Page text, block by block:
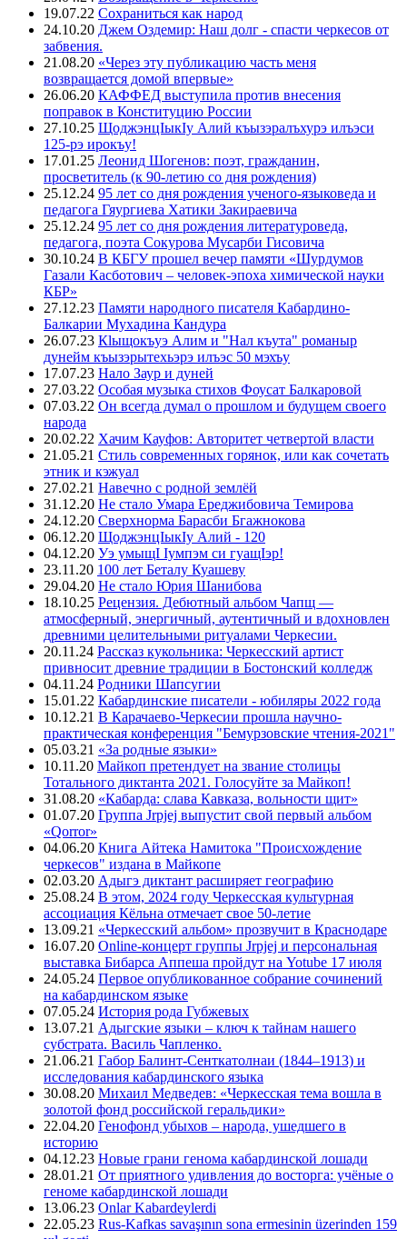
19.07.22 Сохраниться как народ
24.10.20 Джем Оздемир: Наш долг - спасти черкесов от
забвения.
21.08.20 «Через эту публикацию часть меня
возвращается домой впервые»
26.06.20 КАФФЕД выступила против внесения
поправок в Конституцию России
27.10.25 ЩоджэнцIыкIу Алий къызэралъхурэ илъэси
125-рэ ирокъу!
17.01.25 Леонид Шогенов: поэт, гражданин,
просветитель (к 90-летию со дня рождения)
25.12.24 95 лет со дня рождения ученого-языковеда и
педагога Гяургиева Хатики Закираевича
25.12.24 95 лет со дня рождения литературоведа,
педагога, поэта Сокурова Мусарби Гисовича
30.10.24 В КБГУ прошел вечер памяти «Шурдумов
Газали Касботович – человек-эпоха химической науки
КБР»
27.12.23 Памяти народного писателя Кабардино-
Балкарии Мухадина Кандура
26.07.23 Кlыщокъуэ Алим и "Нал къута" романыр
дунейм къызэрытехьэрэ илъэс 50 мэхъу
17.07.23 Нало Заур и дуней
27.03.22 Особая музыка стихов Фоусат Балкаровой
07.03.22 Он всегда думал о прошлом и будущем своего
народа
20.02.22 Хачим Кауфов: Авторитет четвертой власти
21.05.21 Стиль современных горянок, или как сочетать
этник и кэжуал
27.02.21 Навечно с родной землёй
31.12.20 Не стало Умара Ереджибовича Темирова
24.12.20 Сверхнорма Барасби Бгажнокова
06.12.20 ЩоджэнцIыкIу Алий - 120
04.12.20 Уэ умыщI Iумпэм си гуащIэр!
23.11.20 100 лет Беталу Куашеву
29.04.20 Не стало Юрия Шанибова
18.10.25 Рецензия. Дебютный альбом Чапщ —
атмосферный, энергичный, аутентичный и вдохновлен
древними целительными ритуалами Черкесии.
20.11.24 Рассказ кукольника: Черкесский артист
привносит древние традиции в Бостонский колледж
04.11.24 Родники Шапсугии
15.01.22 Кабардинские писатели - юбиляры 2022 года
10.12.21 В Карачаево-Черкесии прошла научно-
практическая конференция "Бемурзовские чтения-2021"
05.03.21 «За родные языки»
10.11.20 Майкоп претендует на звание столицы
Тотального диктанта 2021. Голосуйте за Майкоп!
31.08.20 «Кабарда: слава Кавказа, вольности щит»
01.07.20 Группа Jrpjej выпустит свой первый альбом
«Qorror»
04.06.20 Книга Айтека Намитока "Происхождение
черкесов" издана в Майкопе
02.03.20 Адыгэ диктант расширяет географию
25.08.24 В этом, 2024 году Черкесская культурная
ассоциация Кёльна отмечает свое 50-летие
13.09.21 «Черкесский альбом» прозвучит в Краснодаре
16.07.20 Online-концерт группы Jrpjej и персональная
выставка Бибарса Аппеша пройдут на Yotube 17 июля
24.05.24 Первое опубликованное собрание сочинений
на кабардинском языке
07.05.24 История рода Губжевых
13.07.21 Адыгские языки – ключ к тайнам нашего
субстрата. Василь Чапленко.
21.06.21 Габор Балинт-Сенткатолнаи (1844–1913) и
исследования кабардинского языка
30.08.20 Михаил Медведев: «Черкесская тема вошла в
золотой фонд российской геральдики»
22.04.20 Генофонд убыхов – народа, ушедшего в
историю
04.12.23 Новые грани генома кабардинской лошади
28.01.21 От приятного удивления до восторга: учёные о
геноме кабардинской лошади
13.06.23 Onlar Kabardeylerdi
22.05.23 Rus-Kafkas savaşının sona ermesinin üzerinden 159